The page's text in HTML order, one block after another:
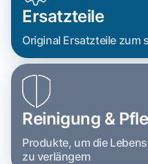
Ersatzteile
Original Ersatzteile zum
Reinigung &
Produkte, um die
zu verlängern